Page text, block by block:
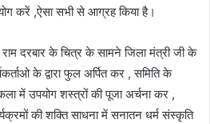
करें ,ऐसा सभी से आग्रह किया है।
दरबार के चित्र के सामने जिला मंत्री जी के
के द्वारा फुल अर्पित कर , समिति के
में उपयोग शस्त्रों की पूजा अर्चना कर ,
की शक्ति साधना में सनातन धर्म संस्कृति